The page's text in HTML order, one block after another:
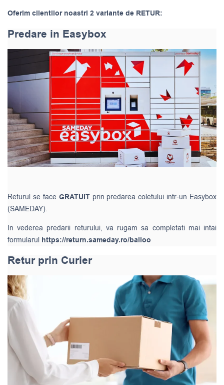
Oferim clientilor noastri 2 variante de RETUR:
Predare in Easybox
Returul se face GRATUIT prin predarea coletului intr-un Easybox
(SAMEDAY).
In vederea predarii returului, va rugam sa completati mai intai
formularul https://return.sameday.ro/balloo
Retur prin Curier